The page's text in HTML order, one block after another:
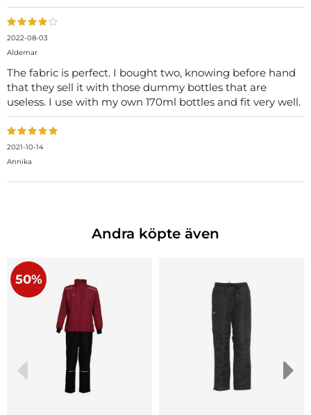
2022-08-03
Aldemar
The fabric is perfect. I bought two, knowing before hand
that they sell it with those dummy bottles that are
useless. I use with my own 170ml bottles and fit very well.
2021-10-14
Annika
Andra köpte även
50%